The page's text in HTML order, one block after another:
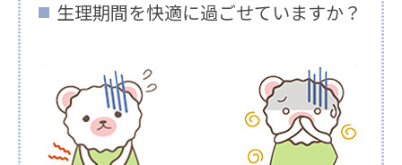
生理期間を快適に過ごせていますか？